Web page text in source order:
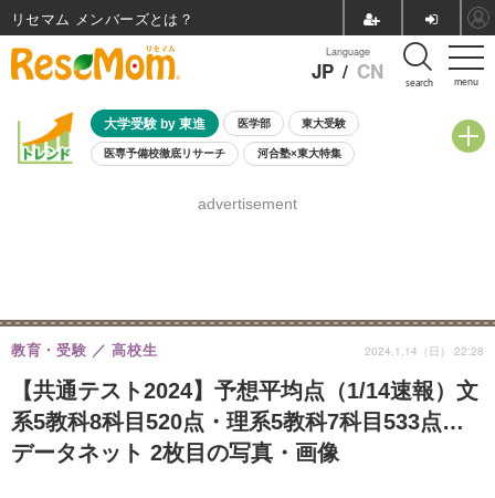
menu
Language
JP / CN search
大学受験 by 東進 医学部 東大受験
医専予備校徹底リサーチ 河合塾×東大特集
8月開催学校説明会・相談会
advertisement
【共通テスト2024】予想平均点（1/14速報）文
系5教科8科目520点・理系5教科7科目533点…
データネット 2枚目の写真・画像
教育・受験 高校生 2024.1.14（日） 22:28
リセマム メンバーズ